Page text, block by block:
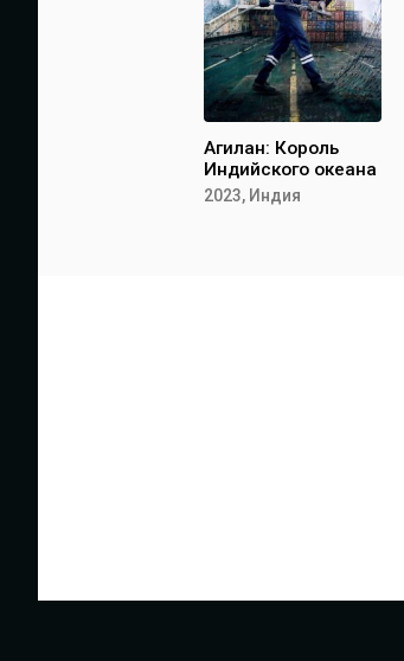
Агилан: Король
Индийского океана
2023, Индия